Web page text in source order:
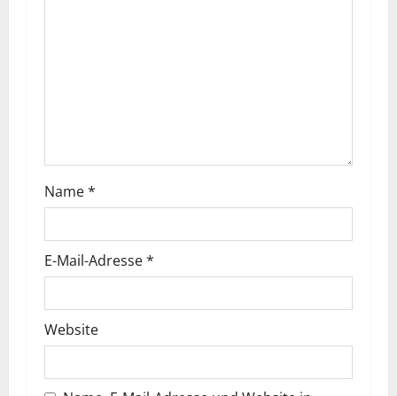
Name*
E-Mail-Adresse*
Website